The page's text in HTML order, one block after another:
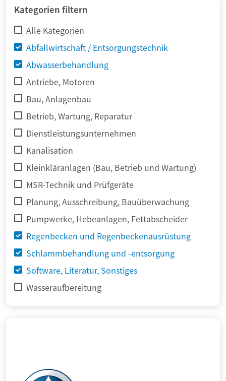
Kategorien filtern
Alle Kategorien
Abfallwirtschaft / Entsorgungstechnik
Abwasserbehandlung
Antriebe, Motoren
Bau, Anlagenbau
Betrieb, Wartung, Reparatur
Dienstleistungsunternehmen
Kanalisation
Kleinkläranlagen (Bau, Betrieb und Wartung)
MSR-Technik und Prüfgeräte
Planung, Ausschreibung, Bauüberwachung
Pumpwerke, Hebeanlagen, Fettabscheider
Regenbecken und Regenbeckenausrüstung
Schlammbehandlung und -entsorgung
Software, Literatur, Sonstiges
Wasseraufbereitung